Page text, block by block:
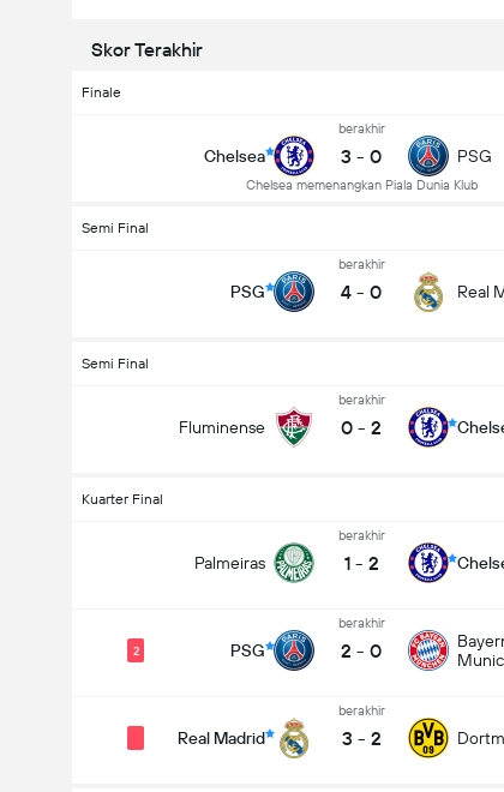
Skor Terakhir
Finale
Chelsea
berakhir
3 - 0
Chelsea memenangkan Piala Dunia Klub
PSG
Semi Final
PSG
berakhir
4 - 0 Real
Semi Final
Fluminense
berakhir
0 - 2
Kuarter Final
Palmeiras
berakhir
1 - 2
PSG
2
berakhir
2 - 0
Real Madrid
berakhir
3 - 2